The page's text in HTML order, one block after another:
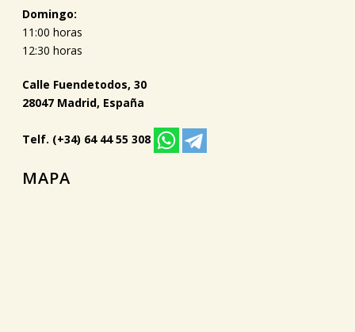
Domingo:
11:00 horas
12:30 horas
Calle Fuendetodos, 30
28047 Madrid, España
Telf. (+34) 64 44 55 308
MAPA